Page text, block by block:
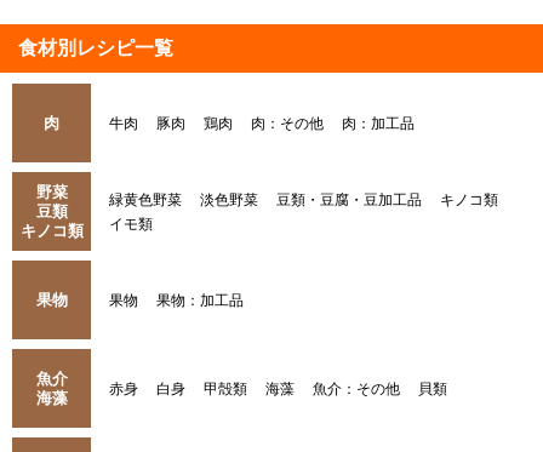
食材別レシピ一覧
肉 牛肉 豚肉 鶏肉 肉：その他 肉：加工品
野菜
豆類
キノコ類
緑黄色野菜 淡色野菜 豆類・豆腐・豆加工品
キノコ類
イモ類
果物 果物 果物：加工品
魚介
海藻
赤身 白身 甲殻類 海藻 魚介：その他 貝類